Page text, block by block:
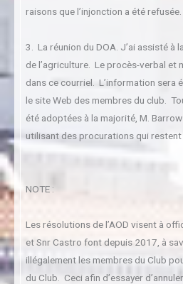
raisons que l’injonction a été refusée.
3. La réunion du DOA. J’ai assisté à
de l’agriculture. Le procès-verbal et
dans ce courriel. L’information sera
le site Web des membres du club.
été adoptées à la majorité, M.
utilisant des procurations qui restent
NOTE :
Les résolutions de l’AOD visent à
et Snr Castro font depuis 2017, à
illégalement les membres du Club
du Club. Ceci afin d’essayer